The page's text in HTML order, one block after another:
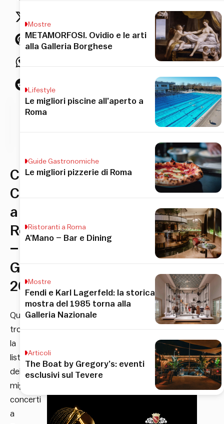
Calendario
Concerti
a
Roma
–
Gennaio
2026
Qui
trovi
la
lista
dei
migliori
concerti
a
Mostre
METAMORFOSI. Ovidio e le arti
alla Galleria Borghese
Lifestyle
Le migliori piscine all’aperto a
Roma
Guide Gastronomiche
Le migliori pizzerie di Roma
Ristoranti a Roma
A’Mano – Bar e Dining
Mostre
Fendi e Karl Lagerfeld: la storica
mostra del 1985 torna alla
Galleria Nazionale
Articoli
The Boat by Gregory’s: eventi
esclusivi sul Tevere